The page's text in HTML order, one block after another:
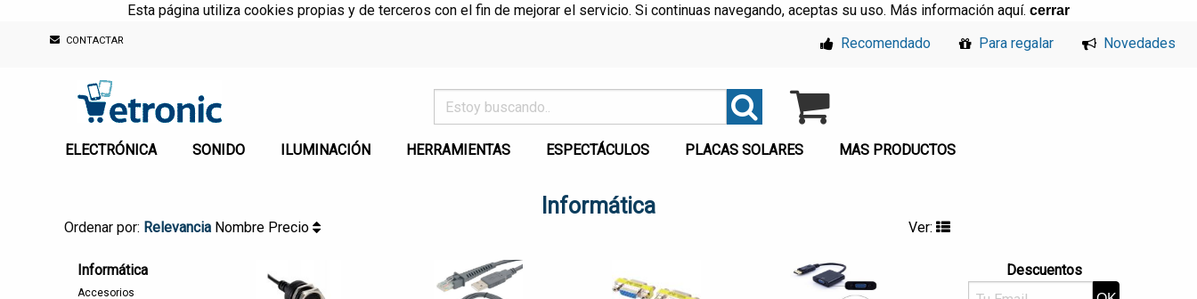
Esta página utiliza cookies propias y de terceros con el fin de mejorar el servicio. Si continuas navegando, aceptas su uso. Más información aquí. cerrar
CONTACTAR Recomendado Para regalar Novedades
ELECTRÓNICA SONIDO ILUMINACIÓN HERRAMIENTAS ESPECTÁCULOS PLACAS SOLARES MAS PRODUCTOS
Informática
Ordenar por: Relevancia Nombre Precio Ver:
Informática
Accesorios
Descuentos